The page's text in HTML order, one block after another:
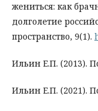
жениться: как
долголетие
пространство, 9(1).
Ильин Е.П. (2013).
Ильин Е.П. (2021).